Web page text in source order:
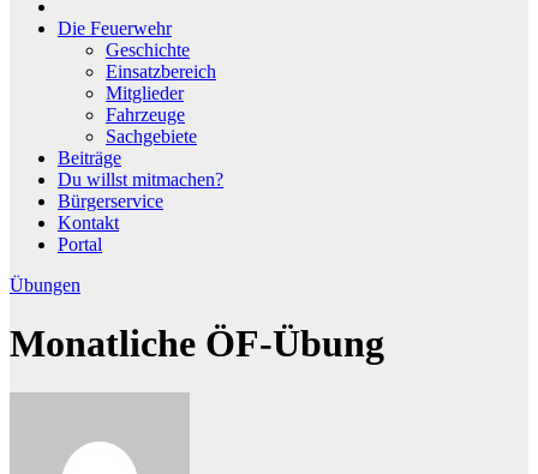
Die Feuerwehr
Geschichte
Einsatzbereich
Mitglieder
Fahrzeuge
Sachgebiete
Beiträge
Du willst mitmachen?
Bürgerservice
Kontakt
Portal
Übungen
Monatliche ÖF-Übung